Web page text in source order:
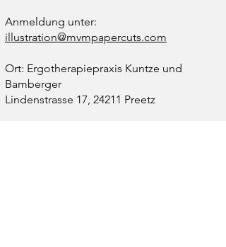
Anmeldung unter:
illustration@mvmpapercuts.com
Ort: Ergotherapiepraxis Kuntze und
Bamberger
Lindenstrasse 17, 24211 Preetz